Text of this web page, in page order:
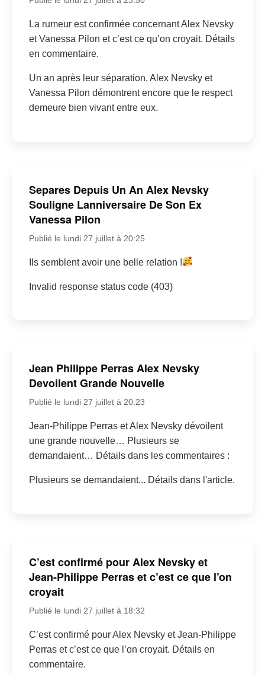
La rumeur est confirmée concernant Alex Nevsky
et Vanessa Pilon et c’est ce qu’on croyait. Détails
en commentaire.
Un an après leur séparation, Alex Nevsky et
Vanessa Pilon démontrent encore que le respect
demeure bien vivant entre eux.
Separes Depuis Un An Alex Nevsky
Souligne Lanniversaire De Son Ex
Vanessa Pilon
Publié le lundi 27 juillet à 20:25
Ils semblent avoir une belle relation !
Invalid response status code (403)
Jean Philippe Perras Alex Nevsky
Devoilent Grande Nouvelle
Publié le lundi 27 juillet à 20:23
Jean-Philippe Perras et Alex Nevsky dévoilent
une grande nouvelle… Plusieurs se
demandaient… Détails dans les commentaires :
Plusieurs se demandaient... Détails dans l'article.
C’est confirmé pour Alex Nevsky et
Jean-Philippe Perras et c’est ce que l’on
croyait
Publié le lundi 27 juillet à 18:32
C’est confirmé pour Alex Nevsky et Jean-Philippe
Perras et c’est ce que l’on croyait. Détails en
commentaire.